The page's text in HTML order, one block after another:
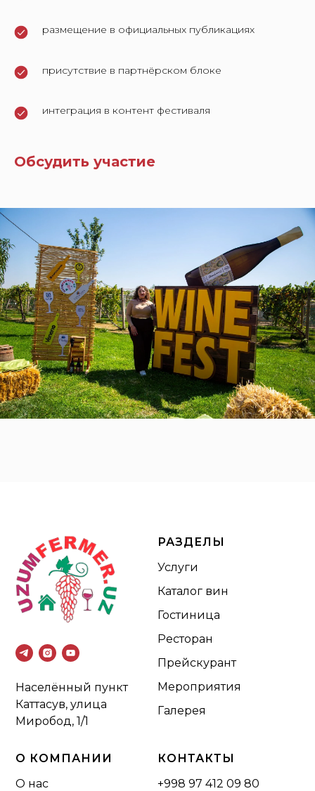
размещение в официальных публикациях
присутствие в партнёрском блоке
интеграция в контент фестиваля
Обсудить участие
Населённый пункт
Каттасув, улица
Миробод, 1/1
РАЗДЕЛЫ
Услуги
Каталог вин
Гостиница
Ресторан
Прейскурант
Мероприятия
Галерея
О КОМПАНИИ
О нас
КОНТАКТЫ
+998 97 412 09 80